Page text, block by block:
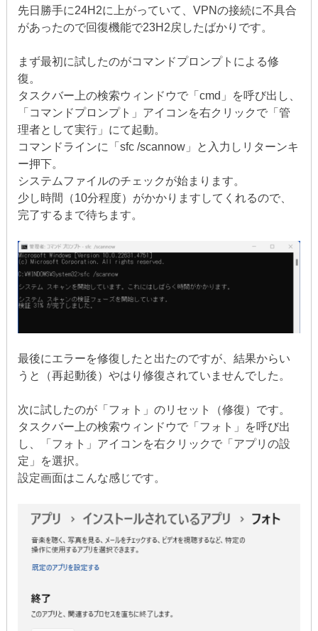
先日勝手に24H2に上がっていて、VPNの接続に不具合
があったので回復機能で23H2戻したばかりです。
まず最初に試したのがコマンドプロンプトによる修
復。
タスクバー上の検索ウィンドウで「cmd」を呼び出し、
「コマンドプロンプト」アイコンを右クリックで「管
理者として実行」にて起動。
コマンドラインに「sfc /scannow」と入力しリターンキ
ー押下。
システムファイルのチェックが始まります。
少し時間（10分程度）がかかりますしてくれるので、
完了するまで待ちます。
最後にエラーを修復したと出たのですが、結果からい
うと（再起動後）やはり修復されていませんでした。
次に試したのが「フォト」のリセット（修復）です。
タスクバー上の検索ウィンドウで「フォト」を呼び出
し、「フォト」アイコンを右クリックで「アプリの設
定」を選択。
設定画面はこんな感じです。